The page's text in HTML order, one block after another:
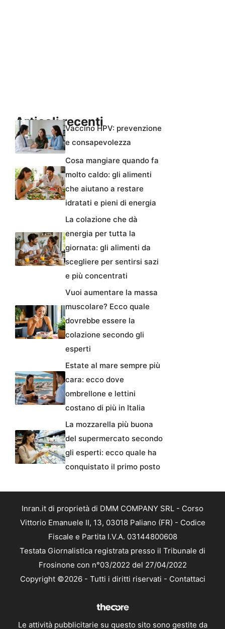
Articoli recentiVaccino HPV: prevenzione
e consapevolezza
Cosa mangiare quando fa
molto caldo: gli alimenti
che aiutano a restare
idratati e pieni di energia
La colazione che dà
energia per tutta la
giornata: gli alimenti da
scegliere per sentirsi sazi
e più concentrati
Vuoi aumentare la massa
muscolare? Ecco quale
dovrebbe essere la
colazione secondo gli
esperti
Estate al mare sempre più
cara: ecco dove
ombrellone e lettini
costano di più in Italia
La mozzarella più buona
del supermercato secondo
gli esperti: ecco quale ha
conquistato il primo posto
Inran.it di proprietà di DMM COMPANY SRL - Corso
Vittorio Emanuele II, 13, 03018 Paliano (FR) - Codice
Fiscale e Partita I.V.A. 03144800608
Testata Giornalistica registrata presso il Tribunale di
Frosinone con n°03/2022 del 27/04/2022
Copyright ©2026 - Tutti i diritti riservati - Contattaci
Le attività pubblicitarie su questo sito sono gestite da